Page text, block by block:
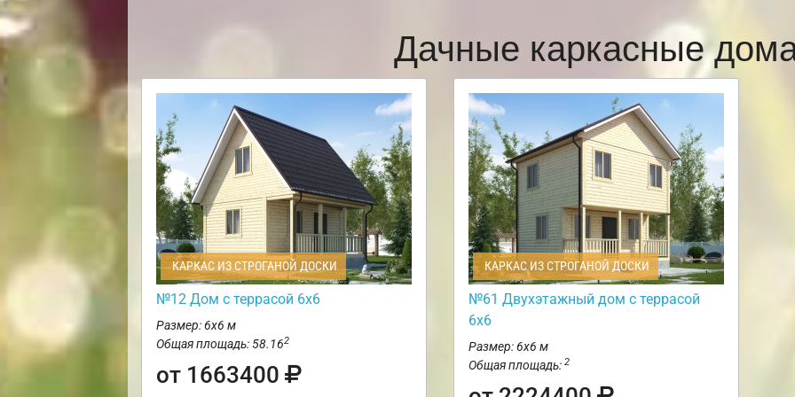
Дачные каркасные
КАРКАС ИЗ СТРОГАНОЙ ДОСКИ
№12 Дом с террасой 6х6
Размер: 6х6 м
Общая площадь: 58.162
от 1663400
КАРКАС ИЗ СТРОГАНОЙ ДОСКИ
№61 Двухэтажный дом с террасой
6х6
Размер: 6х6 м
Общая площадь: 2